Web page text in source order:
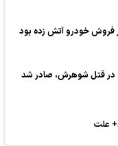
فروش خودرو آتش زده بود
در قتل شوهرش، صادر شد